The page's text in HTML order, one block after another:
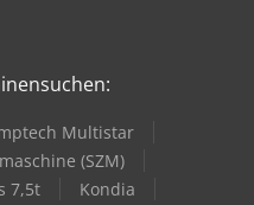
Multistar
(SZM)
7,5t
Kondia